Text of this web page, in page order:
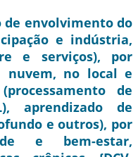
de envolvimento do
e indústria,
e serviços), por
nuvem, no local e
de
aprendizado de
e outros), por
e bem-estar,